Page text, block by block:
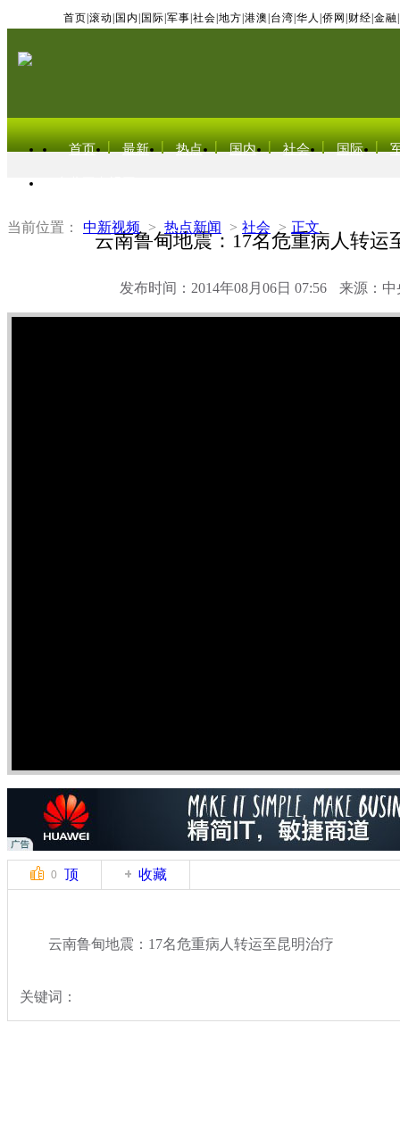
首页 滚动 国内 国际 军事 社会 地方 港澳 台湾 华人 侨网 财经 金融
首页 最新 热点 国内 社会 国际
当前位置： 中新视频 > 热点新闻 > 社会 > 正文
云南鲁甸地震：17名危重病人转运
发布时间：2014年08月06日 07:56 来源：中
0 顶 收藏
云南鲁甸地震：17名危重病人转运至昆明治疗
关键词：